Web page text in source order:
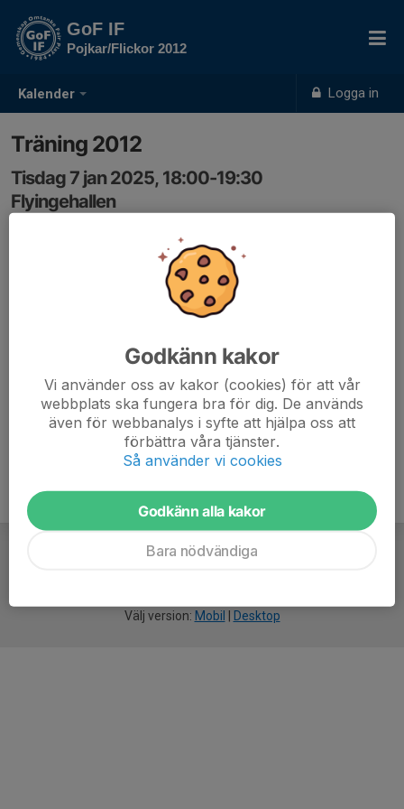
Kalender Logga in
GoF IF
Pojkar/Flickor 2012
Träning 2012
Tisdag 7 jan 2025, 18:00-19:30
Flyingehallen
Välj version: Mobil Desktop
Godkänn kakor
Vi använder oss av kakor (cookies) för att vår
webbplats ska fungera bra för dig. De används
även för webbanalys i syfte att hjälpa oss att
förbättra våra tjänster.
Så använder vi cookies
Godkänn alla kakor
Bara nödvändiga